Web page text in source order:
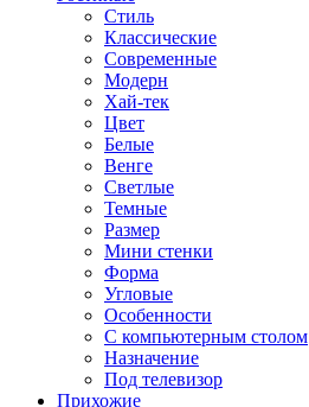
Стиль
Классические
Современные
Модерн
Хай-тек
Цвет
Белые
Венге
Светлые
Темные
Размер
Мини стенки
Форма
Угловые
Особенности
С компьютерным столом
Назначение
Под телевизор
Прихожие